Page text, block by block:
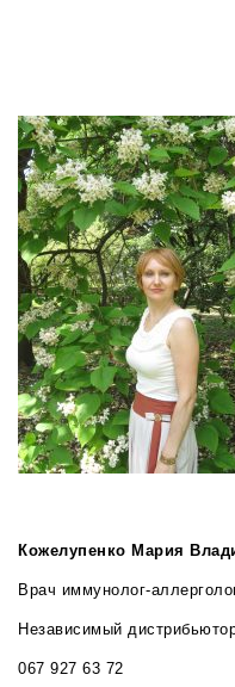
Кожелупенко Мария
Врач иммунолог-
Независимый
067 927 63 72